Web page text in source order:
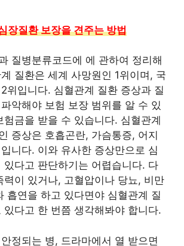
장질환 보장을 견주는 방법
질병분류코드에 에 관하여 정리해
질환은 세계 사망원인 1위이며, 국
위입니다. 심혈관계 질환 증상과 질
악해야 보험 보장 범위를 알 수 있
험금을 받을 수 있습니다. 심혈관계
증상은 호흡곤란, 가슴통증, 어지
니다. 이와 유사한 증상만으로 심
있다고 판단하기는 어렵습니다. 다
력이 있거나, 고혈압이나 당뇨, 비만
흡연을 하고 있다면야 심혈관계 질
있다고 한 번쯤 생각해봐야 합니다.
정되는 병, 드라마에서 열 받으면